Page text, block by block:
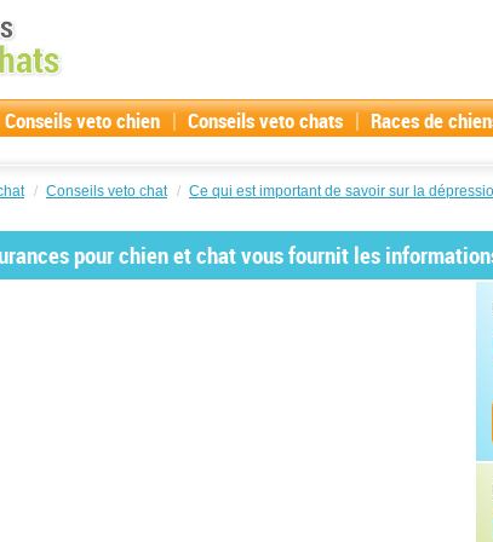
Conseils veto chien | Conseils veto chats | Races de
/ Conseils veto chat / Ce qui est important de savoir sur la
pour chien et chat vous fournit les